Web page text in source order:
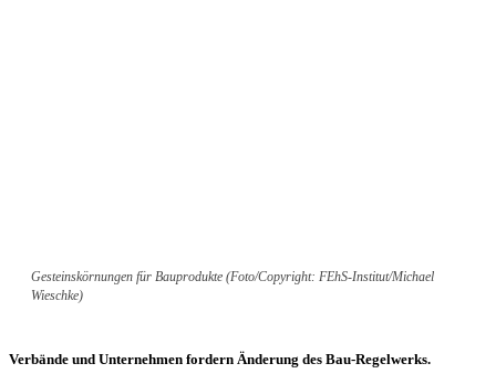
Gesteinskörnungen für Bauprodukte (Foto/Copyright: FEhS-Institut/Michael
Wieschke)
Verbände und Unternehmen fordern Änderung des Bau-Regelwerks.